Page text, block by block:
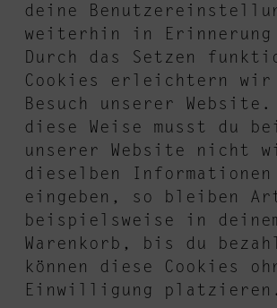
deine
weiterhin in
Durch das Setzen
Cookies erleichtern
Besuch unserer Website.
diese Weise musst du
unserer Website nicht
dieselben Informationen
eingeben, so bleiben
beispielsweise in
Warenkorb, bis du
können diese Cookies
Einwilligung platzieren.